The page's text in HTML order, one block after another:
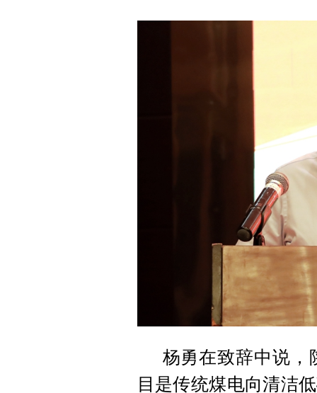
杨勇在致辞中说，
目是传统煤电向清洁